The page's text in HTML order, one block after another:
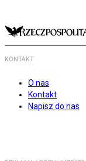
KONTAKT
O nas
Kontakt
Napisz do nas